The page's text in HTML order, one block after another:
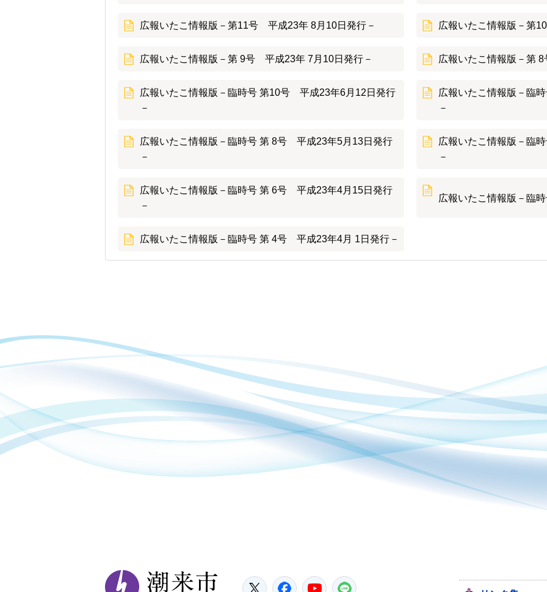
広報いたこ情報版－第11号 平成23年 8月10日発行－ 広報いたこ情報版－第
広報いたこ情報版－第 9号 平成23年 7月10日発行－ 広報いたこ情報版－第
広報いたこ情報版－臨時号 第10号 平成23年6月12日発行
－
広報いたこ情報版－臨
－
広報いたこ情報版－臨時号 第 8号 平成23年5月13日発行
－
広報いたこ情報版－臨
－
広報いたこ情報版－臨時号 第 6号 平成23年4月15日発行
－
広報いたこ情報版－臨
広報いたこ情報版－臨時号 第 4号 平成23年4月 1日発行－
潮来市
Twitter FacebookYouTube